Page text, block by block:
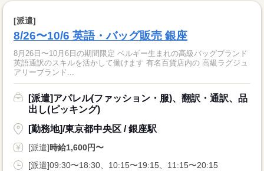
[派遣]
8/26〜10/6 英語・バッグ販売 銀座
8月26日〜10月6日の期間限定 ベルギー生まれの高級バッグブランド
英語通訳のスキルを活かして働けます 有名百貨店内の 高級ラグジュ
アリーブランド...
[派遣]アパレル(ファッション・服)、翻訳・通訳、品
出し(ピッキング)
[勤務地]/東京都中央区 / 銀座駅
[派遣]時給1,600円〜
[派遣]09:30〜18:30、10:15〜19:15、11:15〜20:15